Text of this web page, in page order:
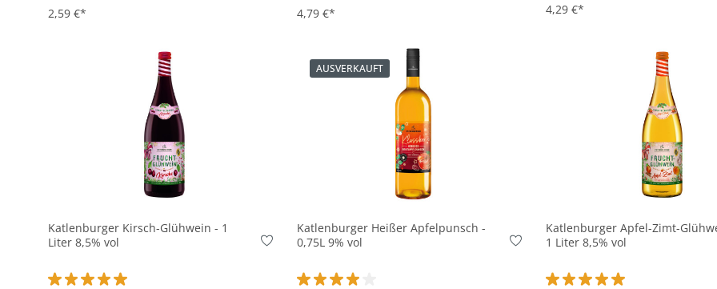
Durchschnittliche Bewertung von 5 von 5 Sternen
2,59 €* Durchschnittliche Bewertung von 4.8 von 5 Sternen
4,79 €* 4,29 €*
Katlenburger Kirsch-Glühwein - 1
Liter 8,5% vol
In den Korb
AUSVERKAUFT
Katlenburger Heißer Apfelpunsch -
0,75L 9% vol
Katlenburger Apfel-Zimt-
1 Liter 8,5% vol
In den Korb